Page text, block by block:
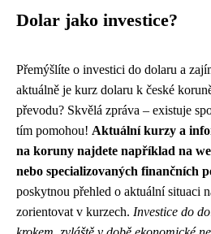
Dolar jako investice?
Přemýšlíte o investici do dolaru a
aktuálně je kurz dolaru k české
převodu? Skvělá zpráva – existuje
tím pomohou! Aktuální kurzy a
na koruny najdete například na
nebo specializovaných finančních
poskytnou přehled o aktuální situaci
zorientovat v kurzech. Investice do